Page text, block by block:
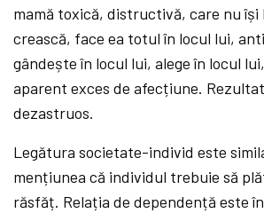
mamă toxică, distructivă, care nu își
crească, face ea totul în locul lui,
gândește în locul lui, alege în locul
aparent exces de afecțiune.
dezastruos.
Legătura societate-individ este
mențiunea că individul trebuie să
răsfăț. Relația de dependență este